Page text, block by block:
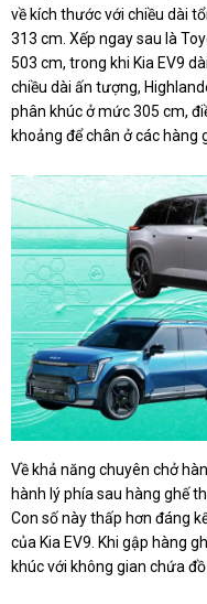
về kích thước với chiều dài
313 cm. Xếp ngay sau là
503 cm, trong khi Kia EV9
chiều dài ấn tượng,
phân khúc ở mức 305 cm,
khoảng để chân ở các hàng
Về khả năng chuyên chở
hành lý phía sau hàng ghế
Con số này thấp hơn đáng
của Kia EV9. Khi gập hàng
khúc với không gian chứa